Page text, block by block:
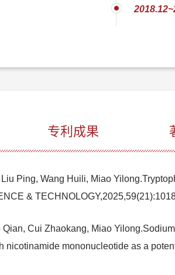
专利成果
Ping, Wang Huili, Miao
&
Cui Zhaokang, Miao
mononucleotide as a